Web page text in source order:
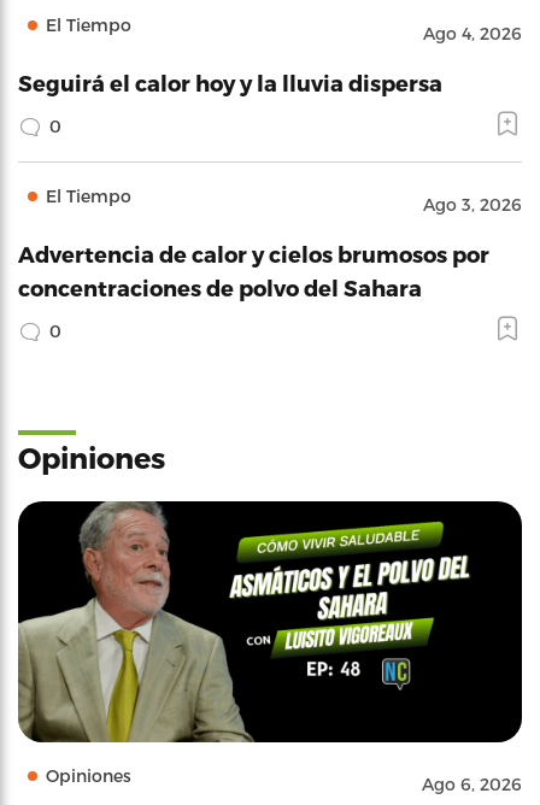
El Tiempo Ago 4, 2026
Seguirá el calor hoy y la lluvia dispersa
0
El Tiempo Ago 3, 2026
Advertencia de calor y cielos brumosos por
concentraciones de polvo del Sahara
0
Opiniones
Opiniones Ago 6, 2026